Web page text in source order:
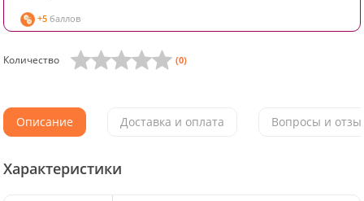
+5 баллов
Количество (0)
Описание Доставка и оплата Вопросы и
Характеристики